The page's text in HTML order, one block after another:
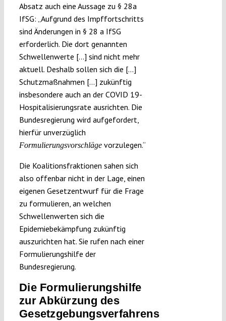
Absatz auch eine Aussage zu § 28a
IfSG: „Aufgrund des Impffortschritts
sind Änderungen in § 28 a IfSG
erforderlich. Die dort genannten
Schwellenwerte […] sind nicht mehr
aktuell. Deshalb sollen sich die […]
Schutzmaßnahmen […] zukünftig
insbesondere auch an der COVID 19-
Hospitalisierungsrate ausrichten. Die
Bundesregierung wird aufgefordert,
hierfür unverzüglich
Formulierungsvorschlägevorzulegen.“
Die Koalitionsfraktionen sahen sich
also offenbar nicht in der Lage, einen
eigenen Gesetzentwurf für die Frage
zu formulieren, an welchen
Schwellenwerten sich die
Epidemiebekämpfung zukünftig
auszurichten hat. Sie rufen nach einer
Formulierungshilfe der
Bundesregierung.
Die Formulierungshilfe
zur Abkürzung des
Gesetzgebungsverfahrens